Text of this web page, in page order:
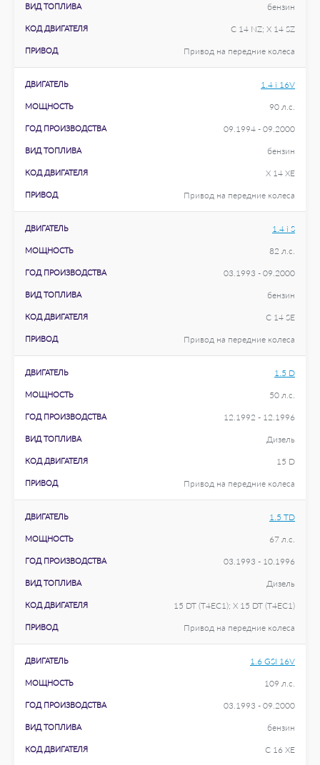
ВИД ТОПЛИВА бензин
КОД ДВИГАТЕЛЯ C 14 NZ; X 14 SZ
ПРИВОД Привод на передние колеса
ДВИГАТЕЛЬ 1.4 i 16V
МОЩНОСТЬ 90 л.с.
ГОД ПРОИЗВОДСТВА 09.1994 - 09.2000
ВИД ТОПЛИВА бензин
КОД ДВИГАТЕЛЯ X 14 XE
ПРИВОД Привод на передние колеса
ДВИГАТЕЛЬ 1.4 i S
МОЩНОСТЬ 82 л.с.
ГОД ПРОИЗВОДСТВА 03.1993 - 09.2000
ВИД ТОПЛИВА бензин
КОД ДВИГАТЕЛЯ C 14 SE
ПРИВОД Привод на передние колеса
ДВИГАТЕЛЬ 1.5 D
МОЩНОСТЬ 50 л.с.
ГОД ПРОИЗВОДСТВА 12.1992 - 12.1996
ВИД ТОПЛИВА Дизель
КОД ДВИГАТЕЛЯ 15 D
ПРИВОД Привод на передние колеса
ДВИГАТЕЛЬ 1.5 TD
МОЩНОСТЬ 67 л.с.
ГОД ПРОИЗВОДСТВА 03.1993 - 10.1996
ВИД ТОПЛИВА Дизель
КОД ДВИГАТЕЛЯ 15 DT (T4EC1); X 15 DT (T4EC1)
ПРИВОД Привод на передние колеса
ДВИГАТЕЛЬ 1.6 GSI 16V
МОЩНОСТЬ 109 л.с.
ГОД ПРОИЗВОДСТВА 03.1993 - 09.2000
ВИД ТОПЛИВА бензин
КОД ДВИГАТЕЛЯ C 16 XE